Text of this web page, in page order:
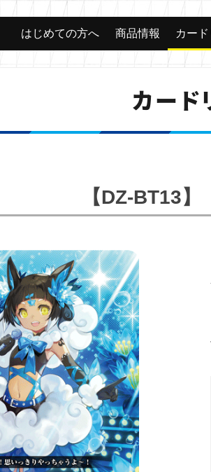
はじめての方へ 商品情報 カード
カード
【DZ-BT13】